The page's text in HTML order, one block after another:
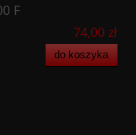
F
74,00 zł
do koszyka